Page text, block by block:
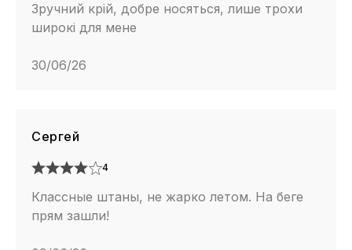
Зручний крій, добре носяться, лише трохи
широкі для мене
30/06/26
Сергей
4
Классные штаны, не жарко летом. На беге
прям зашли!